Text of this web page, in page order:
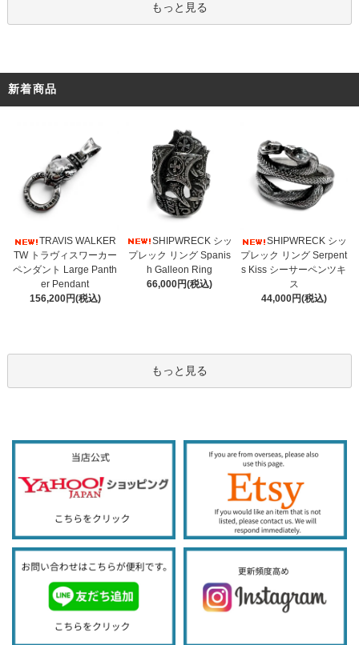
もっと見る
新着商品
TRAVIS WALKER
TW トラヴィスワーカー
ペンダント Large Panth
er Pendant
156,200円(税込)
SHIPWRECK シッ
プレック リング Spanis
h Galleon Ring
66,000円(税込)
SHIPWRECK シッ
プレック リング Serpent
s Kiss シーサーペンツキ
ス
44,000円(税込)
もっと見る